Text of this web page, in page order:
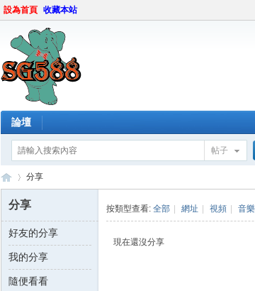
設為首頁 收藏本站
論壇
帖子
sg ›
分享
分享
好友的分享
我的分享
隨便看看
按類型查看: 全部 網址 視頻 音樂
現在還沒分享